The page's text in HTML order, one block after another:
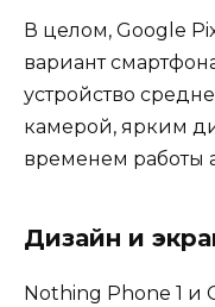
В целом, Google
вариант
устройство
камерой, ярким
временем работы
Дизайн и
Nothing Phone 1 и